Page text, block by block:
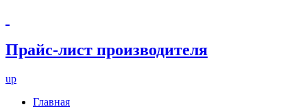
Прайс-лист производителя
up
Главная